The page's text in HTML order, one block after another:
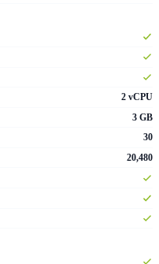
2 vCPU
3 GB
30
20,480